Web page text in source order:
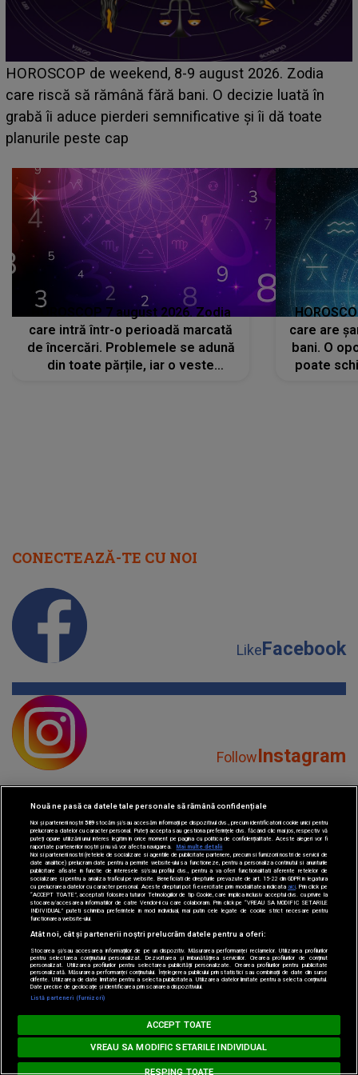
Emanuel a ținut ACEST DETALIU ASCUNS până
acum! În fața Alexandrei, concurentul din Casa Iubirii
face o MĂRTURISIRE NEAȘTEPTATĂ despre mama
sa: "I-am spus și ei în față, eu nu te iubesc pentru
HOROSCOP 7 august 2026. Zodia
care intră într-o perioadă marcată
de încercări. Problemele se adună
din toate părțile, iar o veste
care are
bani. O
poate
CONECTEAZĂ-TE CU NOI
LikeFacebook
FollowInstagram
SubscribeYouTube
WatchTikTok
Loading...
MUSIC NON STOP
www.radioimpuls.ro
Nouă ne pasă ca datele tale personale să rămână confidențiale
Noi și partenerii noștri589stocăm și/sau accesăm informații pe dispozitivul dvs., precum identificatorii cookie unici pentru
prelucrarea datelor cu caracter personal. Puteți accepta sau gestiona preferințele dvs. făcând clic mai jos, respectiv vă
puteți opune utilizării unui interes legitim în orice moment pe pagina cu politica de confidențialitate. Aceste alegeri vor fi
raportate partenerilor noștri și nu vă vor afecta navigarea.
Mai multe detalii
Noi si partenerii nostri (retelele de socializare si agentiile de publicitate partenere, precum si furnizorii nostri de servicii de
date analitice) prelucram date pentru a permite website-ului sa functioneze, pentru a personaliza continutul si anunturile
publicitare afisate in functie de interesele si/sau profilul dvs., pentru a va oferi functionalitati aferente retelelor de
socializare si pentru a analiza traficul pe website. Beneficiati de drepturile prevazute de art. 15-22 din GDPR in legatura
cu prelucrarea datelor cu caracter personal. Aceste drepturi pot fi exercitate prin modalitatea indicataaici . Prin click pe
“ACCEPT TOATE”, acceptati folosirea tuturor Tehnologiilor de tip Cookie, care implica inclusiv acceptul dvs. cu privire la
stocarea/accesarea informatiilor de catre Vendor-ii cu care colaboram. Prin click pe “VREAU SA MODIFIC SETARILE
INDIVIDUAL” puteti schimba preferintele in mod individual, mai putin cele legate de cookie strict necesare pentru
functionarea website-ului.
Atât noi, cât și partenerii noștri prelucrăm datele pentru a oferi:
Stocarea și/sau accesarea informațiilor de pe un dispozitiv. Măsurarea performanței reclamelor. Utilizarea profilurilor
pentru selectarea conținutului personalizat. Dezvoltarea și îmbunătățirea serviciilor. Crearea profilurilor de conținut
personalizat. Utilizarea profilurilor pentru selectarea publicității personalizate. Crearea profilurilor pentru publicitate
personalizată. Măsurarea performanței conținutului. Înțelegerea publicului prin statistici sau combinații de date din surse
diferite. Utilizarea de date limitate pentru a selecta publicitatea. Utilizarea datelor limitate pentru a selecta conținutul.
Date precise de geolocație și identificarea prin scanarea dispozitivului.
Listă parteneri (furnizori)
ACCEPT TOATE
RESPING TOATE
VREAU SA MODIFIC SETARILE INDIVIDUAL